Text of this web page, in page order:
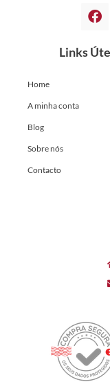
Links
Home
A minha conta
Blog
Sobre nós
Contacto